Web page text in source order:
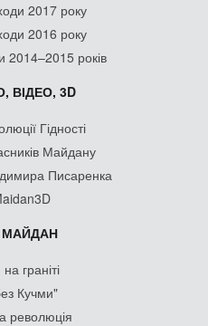
2017 року
2016 року
2014–2015 років
ВІДЕО, 3D
Гідності
Майдану
Писаренка
граніті
Кучми"
революція